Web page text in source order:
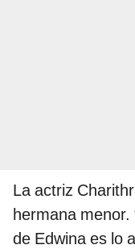
La actriz
hermana menor.
de Edwina es lo